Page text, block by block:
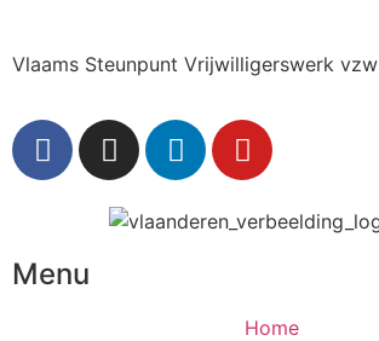
Vlaams Steunpunt Vrijwilligerswerk vzw
Menu
Home